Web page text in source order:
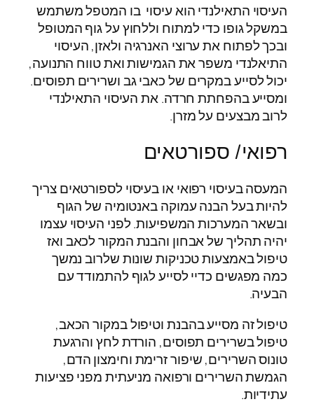
העיסוי התאילנדי הוא עיסוי בו המטפל משתמש
במשקל גופו כדי למתוח וללחוץ על גוף המטופל
ובכך לפתוח את ערוצי האנרגיה ולאזן, העיסוי
התיאלנדי משפר את הגמישות ואת טווח התנועה,
יכול לסייע במקרים של כאבי גב ושרירים תפוסים.
ומסייע בהפחתת חרדה. את העיסוי התאילנדי
לרוב מבצעים על מזרן.
רפואי/ ספורטאים
המעסה בעיסוי רפואי או בעיסוי לספורטאים צריך
להיות בעל הבנה עמוקה באנטומיה של הגוף
ובשאר המערכות המשפיעות. לפני העיסוי עצמו
יהיה תהליך של אבחון והבנת המקור לכאב ואז
טיפול באמצעות טכניקות שונות שלרוב נמשך
כמה מפגשים כדיי לסייע לגוף להתמודד עם
הבעיה.
טיפול זה מסייע בהבנת וטיפול במקור הכאב,
טיפול בשרירים תפוסים, הורדת לחץ והרגעת
טונוס השרירים, שיפור זרימת וחימצון הדם,
הגמשת השרירים ורפואה מניעתית מפני פציעות
עתידיות.